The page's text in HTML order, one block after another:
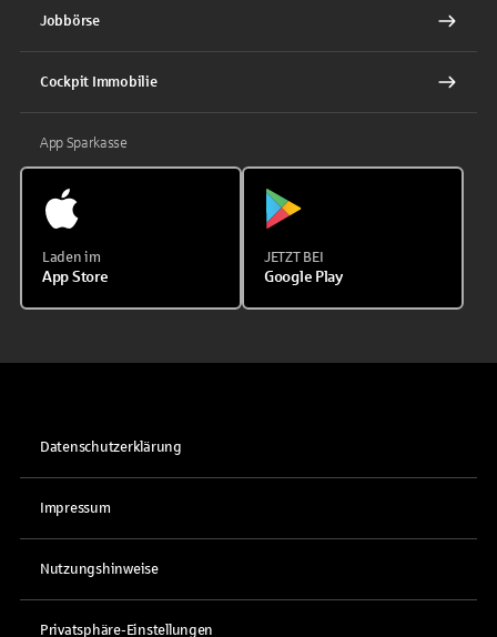
Jobbörse
Cockpit Immobilie
App Sparkasse
Laden im
App Store
JETZT BEI
Google Play
Datenschutzerklärung
Impressum
Nutzungshinweise
Privatsphäre-Einstellungen